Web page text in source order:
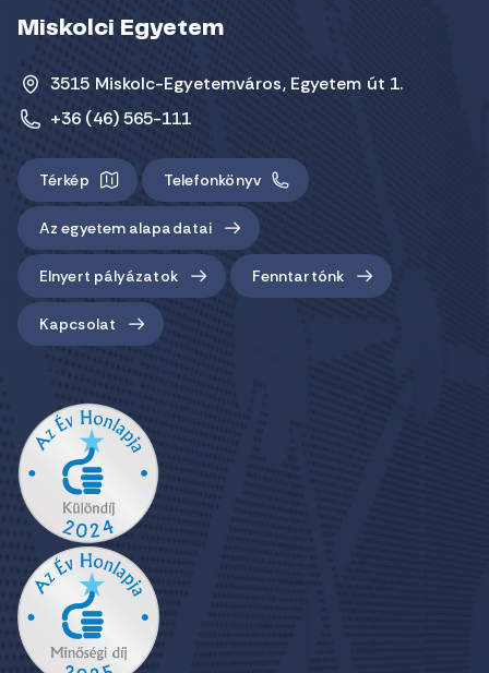
Miskolci Egyetem
3515 Miskolc-Egyetemváros, Egyetem út 1.
+36 (46) 565-111
Térkép Telefonkönyv
Az egyetem alapadatai
Elnyert pályázatok Fenntartónk
Kapcsolat